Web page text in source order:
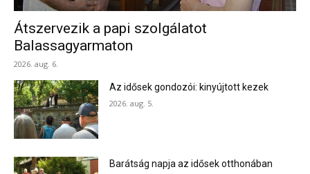
Átszervezik a papi szolgálatot
Balassagyarmaton
2026. aug. 6.
Az idősek gondozói: kinyújtott kezek
2026. aug. 5.
Barátság napja az idősek otthonában